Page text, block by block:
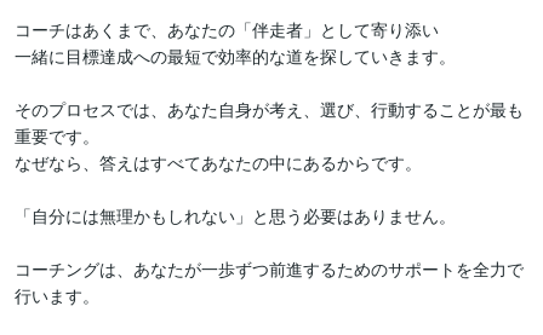
コーチはあくまで、あなたの「伴走者」として寄り添い
一緒に目標達成への最短で効率的な道を探していきます。
そのプロセスでは、あなた自身が考え、選び、行動することが最も
重要です。
なぜなら、答えはすべてあなたの中にあるからです。
「自分には無理かもしれない」と思う必要はありません。
コーチングは、あなたが一歩ずつ前進するためのサポートを全力で
行います。